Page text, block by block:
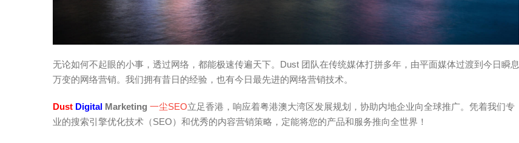
无论如何不起眼的小事，透过网络，都能极速传遍天下。Dust 团队在传统媒体打拼多年，由平面媒体过渡到今日瞬息
万变的网络营销。我们拥有昔日的经验，也有今日最先进的网络营销技术。
Dust Digital Marketing 一尘SEO立足香港，响应着粤港澳大湾区发展规划，协助内地企业向全球推广。凭着我们专
业的搜索引擎优化技术（SEO）和优秀的内容营销策略，定能将您的产品和服务推向全世界！